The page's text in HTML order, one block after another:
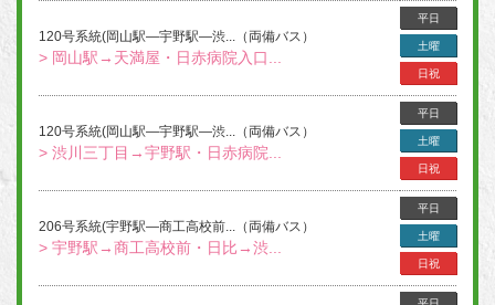
120号系統(岡山駅―宇野駅―渋...（両備バス）
> 岡山駅→天満屋・日赤病院入口...
平日
土曜
日祝
120号系統(岡山駅―宇野駅―渋...（両備バス）
> 渋川三丁目→宇野駅・日赤病院...
平日
土曜
日祝
206号系統(宇野駅―商工高校前...（両備バス）
> 宇野駅→商工高校前・日比→渋...
平日
土曜
日祝